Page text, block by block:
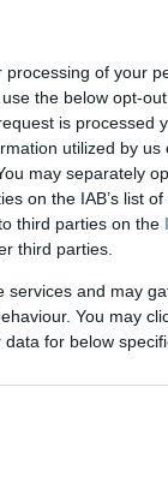
of your
the below opt-
is processed
utilized by us
may separately
on the IAB’s list
third parties on the
third parties.
services and may
You may
for below